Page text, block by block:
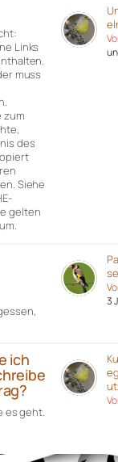
Links
muss
zum
des
Siehe
gelten
3
ich
es geht.